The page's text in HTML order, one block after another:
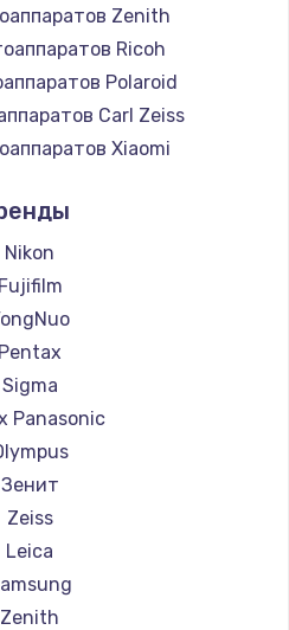
Zenith
Ricoh
Polaroid
Carl Zeiss
Xiaomi
Kodak
Blackmagic
Nikon
Fujifilm
Pentax
Sigma
Panasonic
Зенит
Zeiss
Leica
Zenith